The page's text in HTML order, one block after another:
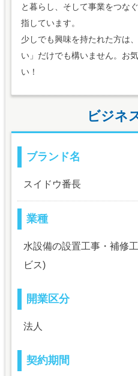
と暮らし、そして事業をつな
指しています。
少しでも興味を持たれた方は
い」だけでも構いません。お
い！
ビジネ
ブランド名
スイドウ番長
業種
水設備の設置工事・補修
ビス)
開業区分
法人
契約期間